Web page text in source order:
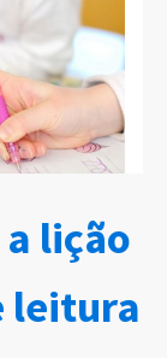
lição
leitura